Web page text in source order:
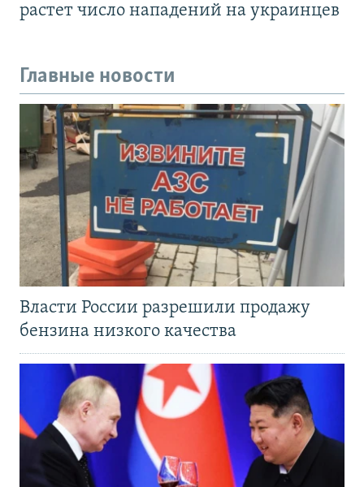
растет число нападений на украинцев
Главные новости
Власти России разрешили продажу
бензина низкого качества